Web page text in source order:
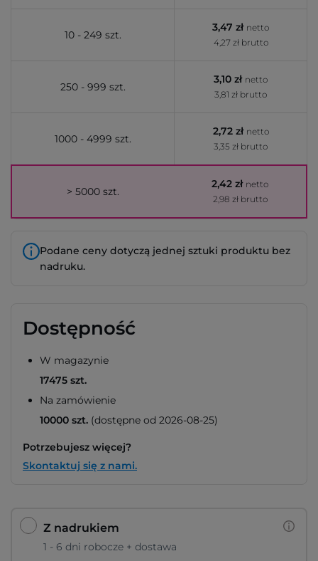
10 - 249 szt.
3,47 zł netto
4,27 zł brutto
250 - 999 szt.
3,10 zł netto
3,81 zł brutto
1000 - 4999 szt.
2,72 zł netto
3,35 zł brutto
> 5000 szt.
2,42 zł netto
2,98 zł brutto
Podane ceny dotyczą jednej sztuki produktu bez
nadruku.
Dostępność
W magazynie
17475 szt.
Na zamówienie
10000 szt. (dostępne od 2026-08-25)
Potrzebujesz więcej?
Skontaktuj się z nami.
Z nadrukiem
1 - 6 dni robocze + dostawa